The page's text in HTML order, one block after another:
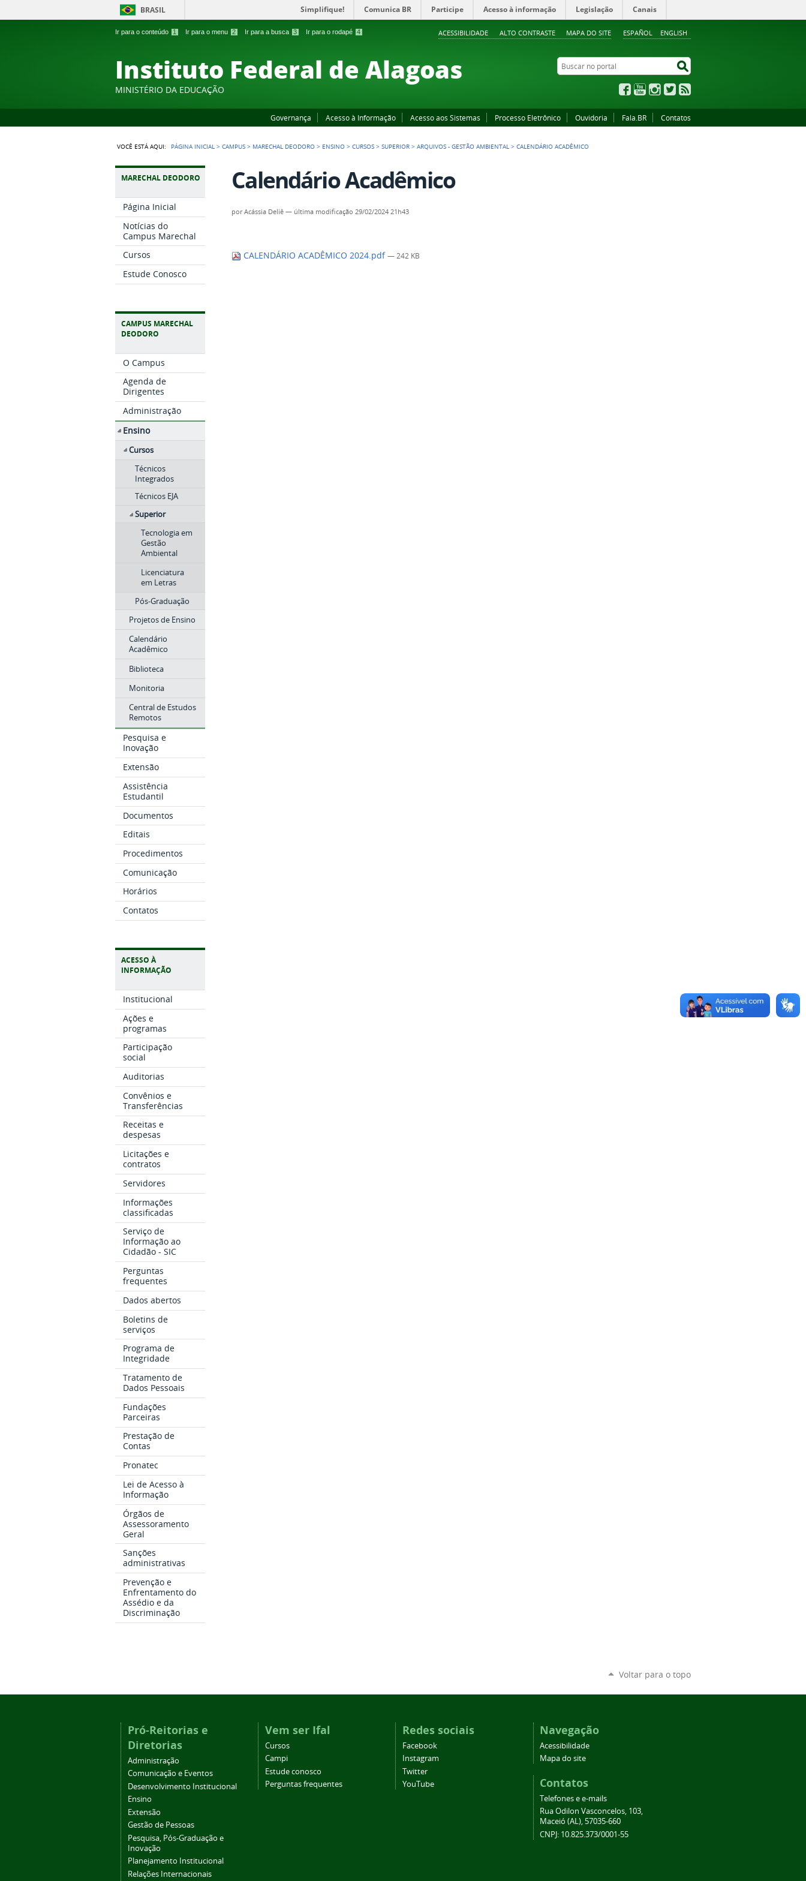
Ir para o conteúdo 1 Ir para o menu 2 Ir para a busca 3 Ir para o rodapé 4 ESPAÑOL ENGLISH
ACESSIBILIDADE ALTO CONTRASTE MAPA DO SITE
BRASIL Simplifique! Comunica BR Participe Acesso à informação Legislação Canais
Instituto Federal de Alagoas
MINISTÉRIO DA EDUCAÇÃO
Buscar no portal
FacebookYouTubeInstagram
Twitter
Governança Acesso à Informação Acesso aos Sistemas Processo Eletrônico Ouvidoria Fala.BR Contatos
VOCÊ ESTÁ AQUI: PÁGINA INICIAL >CAMPUS > MARECHAL DEODORO > ENSINO >CURSOS >SUPERIOR >ARQUIVOS - GESTÃO AMBIENTAL >CALENDÁRIO ACADÊMICO
MARECHAL DEODORO
Página Inicial
Notícias do
Campus Marechal
Cursos
Estude Conosco
CAMPUS MARECHAL
DEODORO
O Campus
Agenda de
Dirigentes
Administração
Ensino
Cursos
Técnicos
Integrados
Técnicos EJA
Superior
Tecnologia em
Gestão
Ambiental
Licenciatura
em Letras
Pós-Graduação
Projetos de Ensino
Calendário
Acadêmico
Biblioteca
Monitoria
Central de Estudos
Remotos
Pesquisa e
Inovação
Extensão
Assistência
Estudantil
Documentos
Editais
Procedimentos
Comunicação
Horários
Contatos
ACESSO À
INFORMAÇÃO
Institucional
Ações e
programas
Participação
social
Auditorias
Convênios e
Transferências
Receitas e
despesas
Licitações e
contratos
Servidores
Informações
classificadas
Serviço de
Informação ao
Cidadão - SIC
Perguntas
frequentes
Dados abertos
Boletins de
serviços
Programa de
Integridade
Tratamento de
Dados Pessoais
Fundações
Parceiras
Prestação de
Contas
Pronatec
Lei de Acesso à
Informação
Órgãos de
Assessoramento
Geral
Sanções
administrativas
Prevenção e
Enfrentamento do
Assédio e da
Discriminação
Calendário Acadêmico
porAcássia Deliê — última modificação 29/02/2024 21h43
CALENDÁRIO ACADÊMICO 2024.pdf— 242 KB
Voltar para o topo
Pró-Reitorias e
Diretorias
Administração
Comunicação e Eventos
Desenvolvimento Institucional
Ensino
Extensão
Gestão de Pessoas
Pesquisa, Pós-Graduação e
Inovação
Planejamento Institucional
Relações Internacionais
Vem ser Ifal
Cursos
Campi
Estude conosco
Perguntas frequentes
Redes sociais
Facebook
Instagram
Twitter
YouTube
Navegação
Acessibilidade
Mapa do site
Contatos
Telefones e e-mails
Rua Odilon Vasconcelos, 103,
Maceió (AL), 57035-660
CNPJ: 10.825.373/0001-55